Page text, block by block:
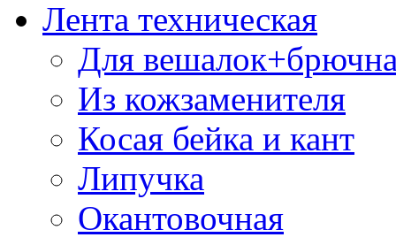
Лента техническая
Для
Из кожзаменителя
Косая бейка и кант
Липучка
Окантовочная